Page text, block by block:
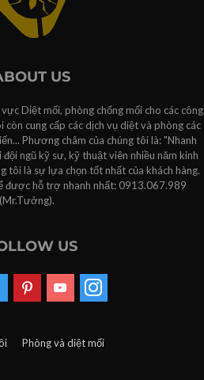
US
Diệt mối, phòng chống mối cho các công
cung cấp các dịch vụ diệt và phòng các
Phương châm của chúng tôi là: "Nhanh
ngũ kỹ sư, kỹ thuật viên nhiều năm kinh
tôi là sự lựa chọn tốt nhất của khách hàng.
được hỗ trợ nhanh nhất: 0913.067.989
(Mr.Tưởng).
US
Phòng và diệt mối